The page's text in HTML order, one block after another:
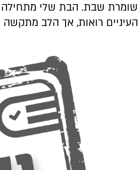
שומרת שבת. הבת שלי מתחילה
העיניים רואות, אך הלב מתקשה